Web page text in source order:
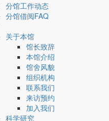
分馆工作动态
分馆借阅FAQ
关于本馆
馆长致辞
本馆介绍
馆舍风貌
组织机构
联系我们
来访预约
加入我们
科学研究